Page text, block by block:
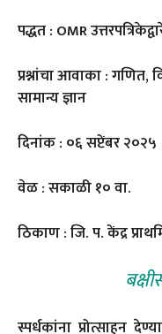
पद्धत : OMR
प्रश्नांचा आवाका : गणित,
सामान्य ज्ञान
दिनांक : ०६ सप्टेंबर २०२५
वेळ : सकाळी १० वा.
ठिकाण : जि. प. केंद्र
स्पर्धकांना प्रोत्साहन